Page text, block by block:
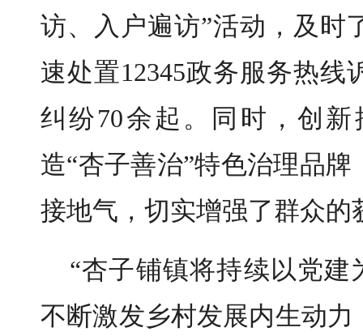
访、入户遍访”活动，及时
速处置12345政务服务热线
纠纷70余起。同时，创
造“杏子善治”特色治理品
接地气，切实增强了群众
“杏子铺镇将持续以党建
不断激发乡村发展内生动